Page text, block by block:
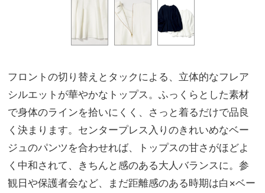
フロントの切り替えとタックによる、立体的なフレア
シルエットが華やかなトップス。ふっくらとした素材
で身体のラインを拾いにくく、さっと着るだけで品良
く決まります。センタープレス入りのきれいめなベー
ジュのパンツを合わせれば、トップスの甘さがほどよ
く中和されて、きちんと感のある大人バランスに。参
観日や保護者会など、まだ距離感のある時期は白×ベー